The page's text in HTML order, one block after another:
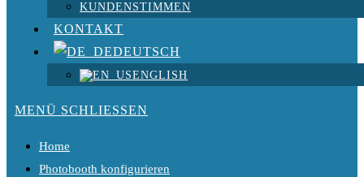
KUNDENSTIMMEN
KONTAKT
DEUTSCH
ENGLISH
MENÜ SCHLIESSEN
Home
Photobooth konfigurieren